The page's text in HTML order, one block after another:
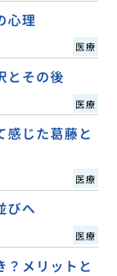
心理
医療
とその後
医療
感じた葛藤と
医療
びへ
医療
？メリットと